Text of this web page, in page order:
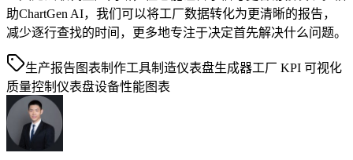
助ChartGen AI，我们可以将工厂数据转化为更清晰的报告，
减少逐行查找的时间，更多地专注于决定首先解决什么问题。
生产报告图表制作工具制造仪表盘生成器工厂 KPI 可视化
质量控制仪表盘设备性能图表